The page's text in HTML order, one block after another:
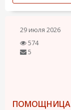
29 июля 2026
574
5
ПОМОЩНИЦА